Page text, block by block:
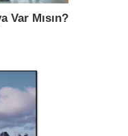
Var Mısın?